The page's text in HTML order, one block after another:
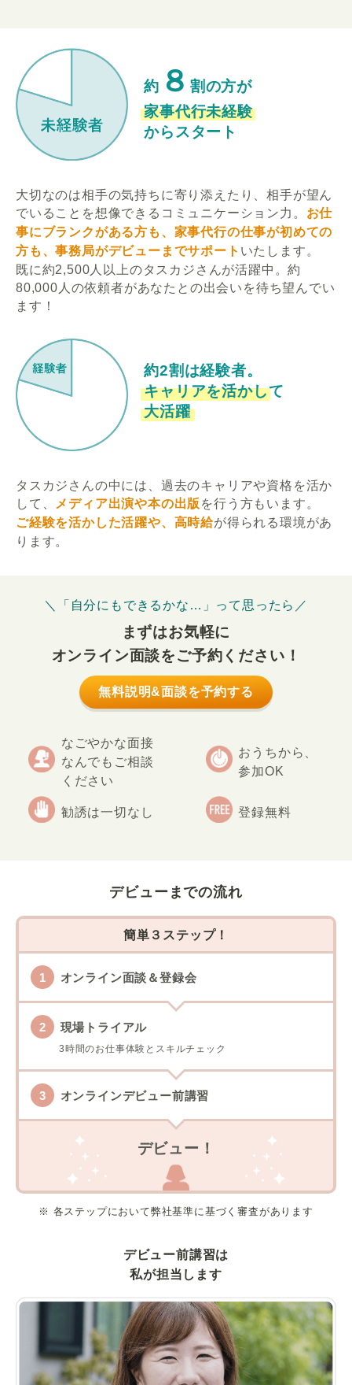
約 ８ 割の方が
家事代行未経験
からスタート
大切なのは相手の気持ちに寄り添えたり、相手が望ん
でいることを想像できるコミュニケーション力。 お仕
事にブランクがある方も、家事代行の仕事が初めての
方も、事務局がデビューまでサポート いたします。
既に約2,500人以上のタスカジさんが活躍中。約
80,000人の依頼者があなたとの出会いを待ち望んでい
ます！
約2割は経験者。
キャリアを活かして
大活躍
タスカジさんの中には、過去のキャリアや資格を活か
して、
メディア出演や本の出版 を行う方もいます。
ご経験を活かした活躍や、高時給が得られる環境があ
ります。
＼「自分にもできるかな…」って思ったら／
まずはお気軽に
オンライン面談をご予約ください！
無料説明&面談を予約する
なごやかな面接
なんでもご相談
ください
おうちから、
参加OK
勧誘は一切なし 登録無料
デビューまでの流れ
簡単３ステップ！
オンライン面談＆登録会
現場トライアル
3時間のお仕事体験とスキルチェック
オンラインデビュー前講習
デビュー！
※ 各ステップにおいて弊社基準に基づく審査があります
デビュー前講習は
私が担当します